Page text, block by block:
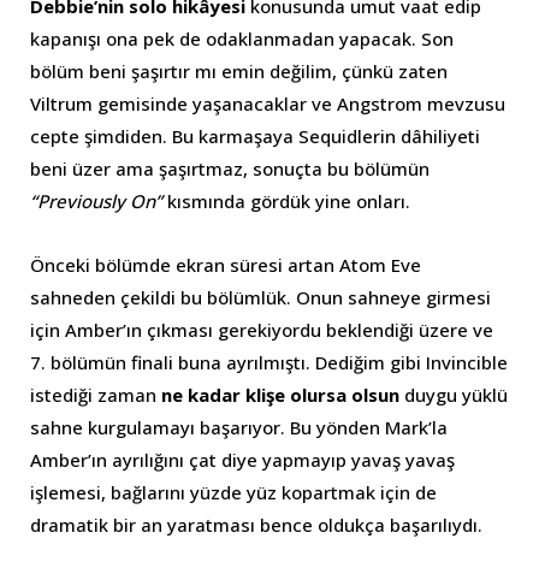
Debbie’nin solo hikâyesi konusunda umut vaat edip
kapanışı ona pek de odaklanmadan yapacak. Son
bölüm beni şaşırtır mı emin değilim, çünkü zaten
Viltrum gemisinde yaşanacaklar ve Angstrom mevzusu
cepte şimdiden. Bu karmaşaya Sequidlerin dâhiliyeti
beni üzer ama şaşırtmaz, sonuçta bu bölümün
“Previously On”kısmında gördük yine onları.
Önceki bölümde ekran süresi artan Atom Eve
sahneden çekildi bu bölümlük. Onun sahneye girmesi
için Amber’ın çıkması gerekiyordu beklendiği üzere ve
7. bölümün finali buna ayrılmıştı. Dediğim gibi Invincible
istediği zaman ne kadar klişe olursa olsun duygu yüklü
sahne kurgulamayı başarıyor. Bu yönden Mark’la
Amber’ın ayrılığını çat diye yapmayıp yavaş yavaş
işlemesi, bağlarını yüzde yüz kopartmak için de
dramatik bir an yaratması bence oldukça başarılıydı.